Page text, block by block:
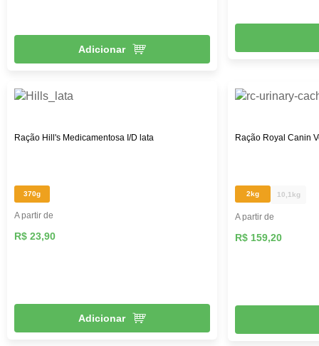
Adicionar
Ração Hill's Medicamentosa I/D lata
370g
A partir de
R$ 23,90
Adicionar
Ração Royal Canin
2kg 10,1kg
A partir de
R$ 159,20